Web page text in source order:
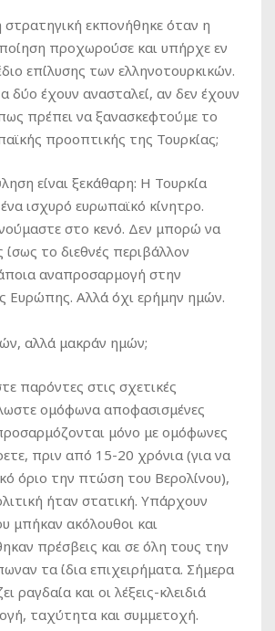
εκπονήθηκε όταν η
προχωρούσε και υπήρχε εν
επίλυσης των ελληνοτουρκικών.
δύο έχουν ανασταλεί, αν δεν έχουν
πρέπει να ξανασκεφτούμε το
προοπτικής της Τουρκίας;
είναι ξεκάθαρη: Η Τουρκία
ισχυρό ευρωπαϊκό κίνητρο.
στο κενό. Δεν μπορώ να
το διεθνές περιβάλλον
αναπροσαρμογή στην
Ευρώπης. Αλλά όχι ερήμην ημών.
αλλά μακράν ημών;
παρόντες στις σχετικές
ομόφωνα αποφασισμένες
μόνο με ομόφωνες
πριν από 15-20 χρόνια (για να
όριο την πτώση του Βερολίνου),
ήταν στατική. Υπάρχουν
μπήκαν ακόλουθοι και
πρέσβεις και σε όλη τους την
τα ίδια επιχειρήματα. Σήμερα
ραγδαία και οι λέξεις-κλειδιά
ταχύτητα και συμμετοχή.